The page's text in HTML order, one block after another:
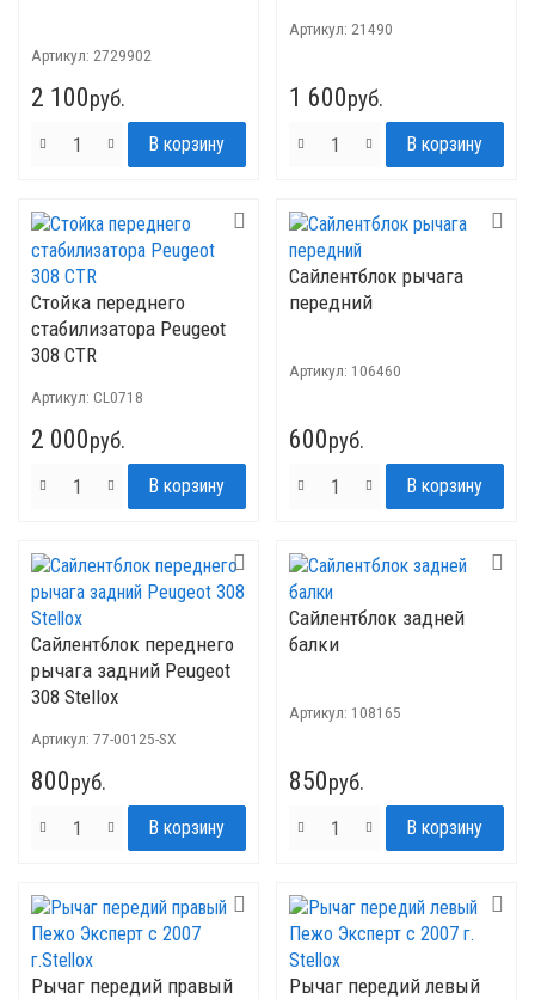
Артикул: 2729902
2 100руб.
Артикул: 21490
1 600руб.
Стойка переднего
стабилизатора Peugeot
308 CTR
Артикул: CL0718
2 000руб.
Сайлентблок рычага
передний
Артикул: 106460
600руб.
Сайлентблок переднего
рычага задний Peugeot
308 Stellox
Артикул: 77-00125-SX
800руб.
Сайлентблок задней
балки
Артикул: 108165
850руб.
Рычаг передий правый
Рычаг передий левый